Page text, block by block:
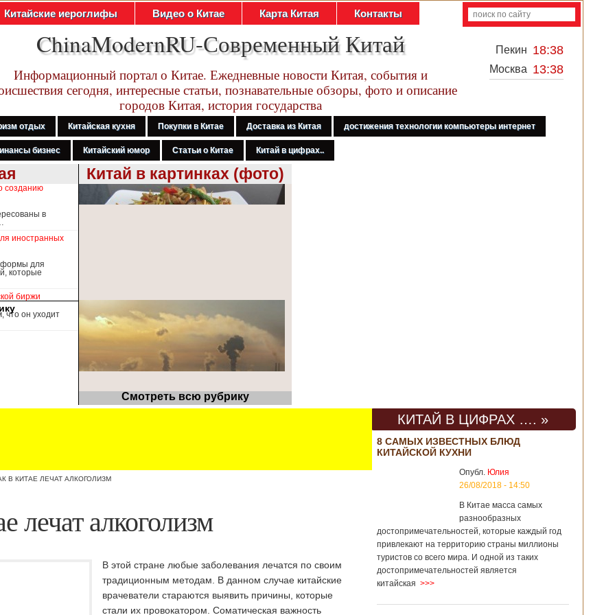
Китайские иероглифы Видео о Китае Карта Китая Контакты
ChinaModernRU-Современный Китай
Информационный портал о Китае. Ежедневные новости Китая, события и
сегодня, интересные статьи, познавательные обзоры, фото и описание
городов Китая, история государства
Пекин 18:38
Москва 13:38
отдых Китайская кухня Покупки в Китае Доставка из Китая достижения технологии компьютеры интернет
бизнес Китайский юмор Статьи о Китае Китай в цифрах..
созданию
в
иностранных
для
которые
биржи
что он уходит
Китай в картинках (фото)
Смотреть всю рубрику
В КИТАЕ ЛЕЧАТ АЛКОГОЛИЗМ
лечат алкоголизм
В этой стране любые заболевания лечатся по своим
традиционным методам. В данном случае китайские
врачеватели стараются выявить причины, которые
стали их провокатором. Соматическая важность
КИТАЙ В ЦИФРАХ …. »
8 САМЫХ ИЗВЕСТНЫХ БЛЮД
КИТАЙСКОЙ КУХНИ
Опубл. Юлия
26/08/2018 - 14:50
В Китае масса самых
разнообразных
достопримечательностей, которые каждый год
привлекают на территорию страны миллионы
туристов со всего мира. И одной из таких
достопримечательностей является
китайская >>>